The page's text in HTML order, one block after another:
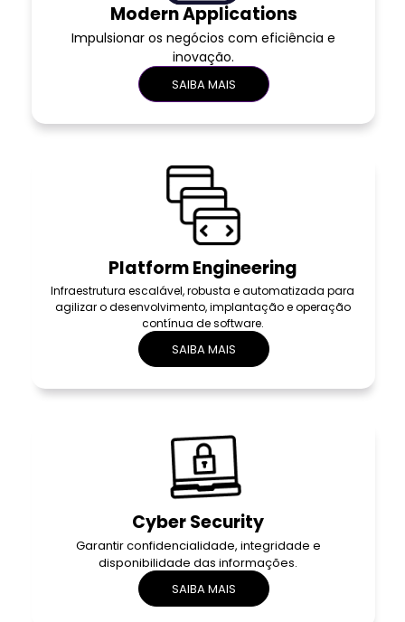
Modern Applications
Impulsionar os negócios com eficiência e
inovação.
SAIBA MAIS
Platform Engineering
Infraestrutura escalável, robusta e automatizada para
agilizar o desenvolvimento, implantação e operação
contínua de software.
SAIBA MAIS
Cyber Security
Garantir confidencialidade, integridade e
disponibilidade das informações.
SAIBA MAIS